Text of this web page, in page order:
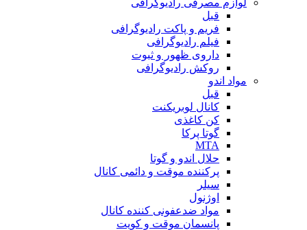
لوازم مصرفی رادیوگرافی
قبل
فریم و پاکت رادیوگرافی
فیلم رادیوگرافی
داروی ظهور و ثبوت
روکش رادیوگرافی
مواد اندو
قبل
کانال لوبریکنت
کن کاغذی
گوتا پرکا
MTA
حلال اندو و گوتا
پرکننده موقت و دائمی کانال
سیلر
اوژنول
مواد ضدعفونی کننده کانال
پانسمان موقت و کویت